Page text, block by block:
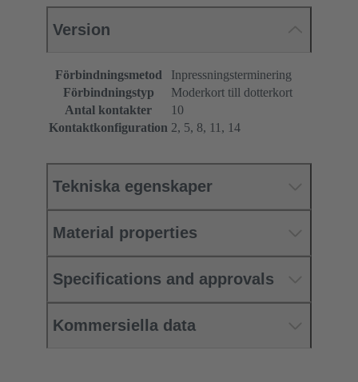
Version
Förbindningsmetod
Inpressningsterminering
Förbindningstyp
Moderkort till dotterkort
Antal kontakter
10
Kontaktkonfiguration 2, 5, 8, 11, 14
Tekniska egenskaper
Material properties
Specifications and approvals
Kommersiella data